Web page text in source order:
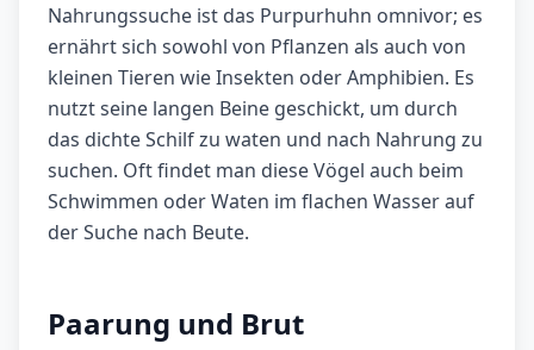
Nahrungssuche ist das Purpurhuhn omnivor; es
ernährt sich sowohl von Pflanzen als auch von
kleinen Tieren wie Insekten oder Amphibien. Es
nutzt seine langen Beine geschickt, um durch
das dichte Schilf zu waten und nach Nahrung zu
suchen. Oft findet man diese Vögel auch beim
Schwimmen oder Waten im flachen Wasser auf
der Suche nach Beute.
Paarung und Brut